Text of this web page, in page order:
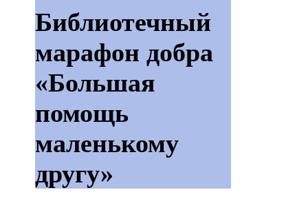
Библиотечный
марафон добра
«Большая
помощь
маленькому
другу»